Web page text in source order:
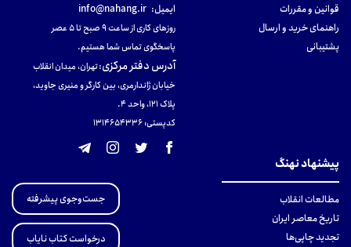
قوانین و مقررات
راهنمای خرید و ارسال
پشتیبانی
ایمیل: info@nahang.ir
روزهای کاری از ساعت ۹ صبح تا ۵ عصر
پاسخگوی تماس شما هستیم.
آدرس دفتر مرکزی:تهران، میدان انقلاب
خیابان ژاندارمری، بین کارگر و منیری جاوید،
پلاک 121، واحد ۴.
کدپستی: 131465433۶
پیشنهاد نهنگ
مطالعات انقلاب
تاریخ معاصر ایران
تجدید چاپی‌ها
جست‌وجوی پیشرفته
درخواست کتاب نایاب